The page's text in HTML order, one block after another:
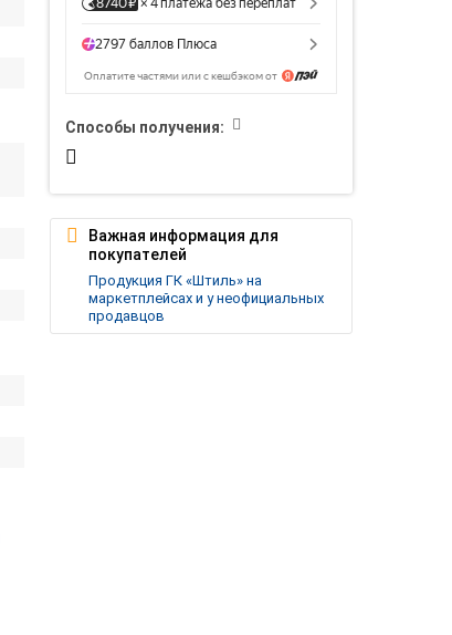
Способы получения:
Важная информация для
покупателей
Продукция ГК «Штиль» на
маркетплейсах и у неофициальных
продавцов